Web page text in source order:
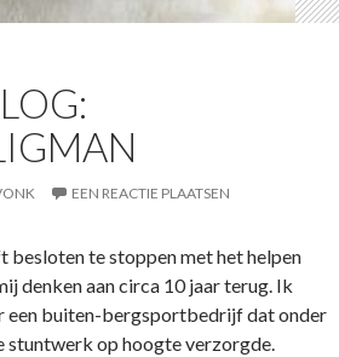
EEN REACTIE PLAATSEN
besloten te stoppen met het helpen
denken aan circa 10 jaar terug. Ik
een buiten-bergsportbedrijf dat onder
stuntwerk op hoogte verzorgde.